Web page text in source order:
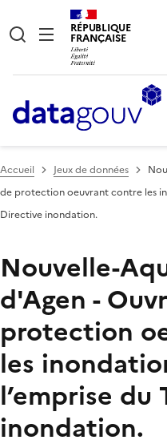
RÉPUBLIQUE
FRANÇAISE
Accueil Jeux de données
de protection oeuvrant contre les
Directive inondation.
Nouvelle-
d'Agen -
protection
les
l’emprise du
inondation.